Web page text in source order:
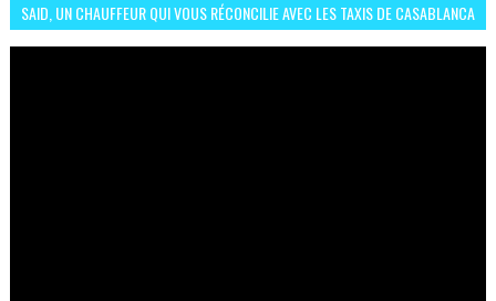
SAID, UN CHAUFFEUR QUI VOUS RÉCONCILIE AVEC LES TAXIS DE CASABLANCA